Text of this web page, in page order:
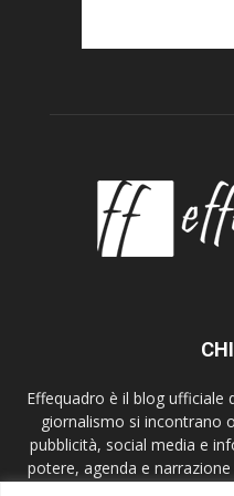
Effequadro è il blog ufficiale
giornalismo si incontrano
pubblicità, social media e
potere, agenda e